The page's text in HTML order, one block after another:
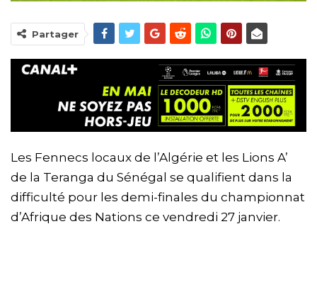
Partager
Les Fennecs locaux de l’Algérie et les Lions A’
de la Teranga du Sénégal se qualifient dans la
difficulté pour les demi-finales du championnat
d’Afrique des Nations ce vendredi 27 janvier.